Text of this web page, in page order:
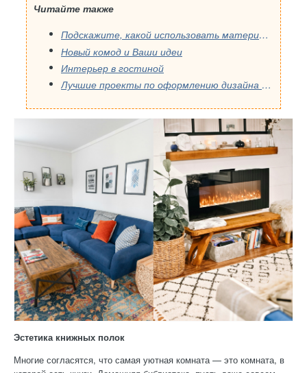
Читайте также
Подскажите, какой использовать материал? (фото)
Новый комод и Ваши идеи
Интерьер в гостиной
Лучшие проекты по оформлению дизайна интерьера)
Эстетика книжных полок
Многие согласятся, что самая уютная комната — это комната, в